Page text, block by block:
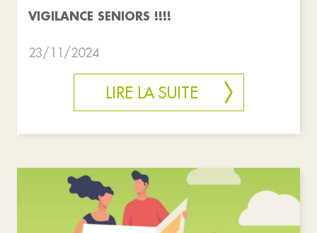
VIGILANCE SENIORS !!!!
23/11/2024
LIRE LA SUITE